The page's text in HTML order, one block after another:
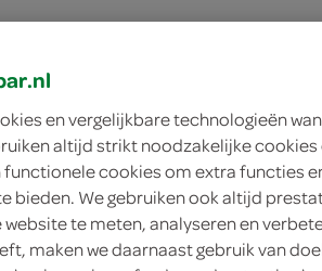
en vergelijkbare technologieën
altijd strikt noodzakelijke
functionele cookies om extra functies
bieden. We gebruiken ook altijd
website te meten, analyseren en
maken we daarnaast gebruik van